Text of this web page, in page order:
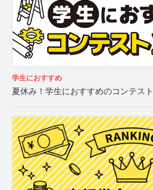
学生におすすめ
夏休み！学生におすすめのコンテス